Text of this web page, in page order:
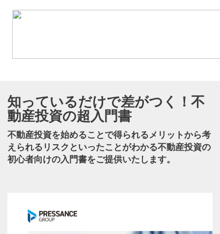
知っているだけで差がつく！不
動産投資の超入門書
不動産投資を始めることで得られるメリットから考
えられるリスクといったことがわかる不動産投資の
初心者向けの入門書をご提供いたします。